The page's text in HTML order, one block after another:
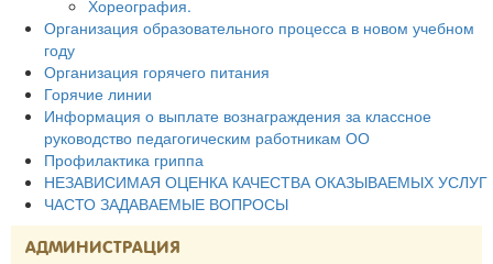
Хореография.
Организация образовательного процесса в новом учебном
году
Организация горячего питания
Горячие линии
Информация о выплате вознаграждения за классное
руководство педагогическим работникам ОО
Профилактика гриппа
НЕЗАВИСИМАЯ ОЦЕНКА КАЧЕСТВА ОКАЗЫВАЕМЫХ УСЛУГ
ЧАСТО ЗАДАВАЕМЫЕ ВОПРОСЫ
АДМИНИСТРАЦИЯ